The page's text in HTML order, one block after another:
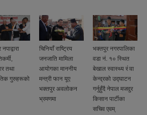
तथा
गुरुहरूको
चिनियाँ राष्ट्रिय
जनजाति मामिला
आयोगका माननीय
मन्त्री फान यूए
भक्तपुर अवलोकन
भ्रमणमा
भक्तपुर नगरपालिका
वडा नं. १० स्थित
बेखाल स्वास्थ्य सेवा
केन्द्रको उद्घाटन
गर्नुहुँदै नेपाल मजदुर
किसान पार्टीका
सचिव एवम्